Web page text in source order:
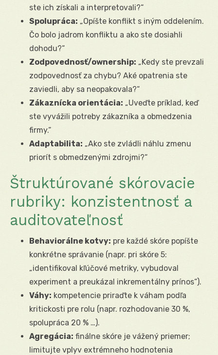
ste ich získali a interpretovali?“
Spolupráca: „Opíšte konflikt s iným oddelením.
Čo bolo jadrom konfliktu a ako ste dosiahli
dohodu?“
Zodpovednosť/ownership: „Kedy ste prevzali
zodpovednosť za chybu? Aké opatrenia ste
zaviedli, aby sa neopakovala?“
Zákaznícka orientácia: „Uveďte príklad, keď
ste vyvážili potreby zákazníka a obmedzenia
firmy.“
Adaptabilita: „Ako ste zvládli náhlu zmenu
priorít s obmedzenými zdrojmi?“
Štruktúrované skórovacie
rubriky: konzistentnosť a
auditovateľnosť
Behaviorálne kotvy: pre každé skóre popíšte
konkrétne správanie (napr. pri skóre 5:
„identifikoval kľúčové metriky, vybudoval
experiment a preukázal inkrementálny prínos“).
Váhy: kompetencie priraďte k váham podľa
kritickosti pre rolu (napr. rozhodovanie 30 %,
spolupráca 20 % …).
Agregácia: finálne skóre je vážený priemer;
limitujte vplyv extrémneho hodnotenia